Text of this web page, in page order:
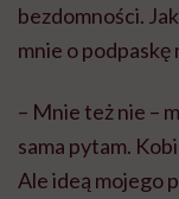
bezdomności.
mnie o podpaskę
– Mnie też nie –
sama pytam.
Ale ideą mojego